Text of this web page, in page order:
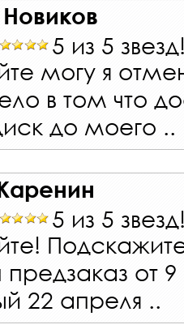
5 из 5
могу я
в том что
до моего ..
5 из 5
предзаказ от
22 апреля ..